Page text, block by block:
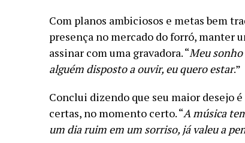
Com planos ambiciosos e metas bem
presença no mercado do forró, manter
assinar com uma gravadora. “Meu
alguém disposto a ouvir, eu quero estar.”
Conclui dizendo que seu maior desejo é
certas, no momento certo. “A música
um dia ruim em um sorriso, já valeu a